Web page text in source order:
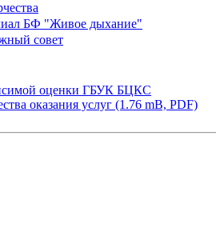
БФ "Живое дыхание"
совет
оценки ГБУК БЦКС
оказания услуг (1.76 mB, PDF)